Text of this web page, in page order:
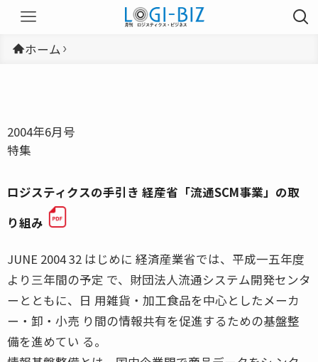
ホーム
2004年6月号
特集
ロジスティクスの手引き 経産省「流通SCM事業」の取
り組み
JUNE 2004 32 はじめに 経済産業省では、平成一五年度
より三年間の予定 で、財団法人流通システム開発センタ
ーとともに、日 用雑貨・加工食品を中心としたメーカ
ー・卸・小売 り間の情報共有を促進するための基盤整
備を進めてい る。